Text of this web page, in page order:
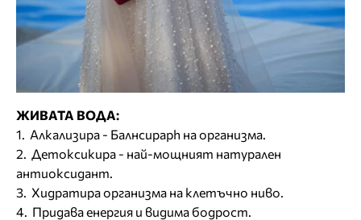
ЖИВАТА ВОДА:
1. Алкализира - Балнсираph на организма.
2. Детоксикира - най-мощният натурален
антиоксидант.
3. Хидратира организма на клетъчно ниво.
4. Придава енергия и видима бодрост.